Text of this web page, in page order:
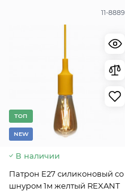
11-8889
TОП
NEW
В наличии
Патрон E27 силиконовый со
шнуром 1м желтый REXANT